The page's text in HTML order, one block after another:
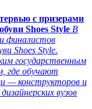
с призерами
Shoes Style В
финалистов
Shoes Style.
государственным
где обучают
— конструкторов и
вузов